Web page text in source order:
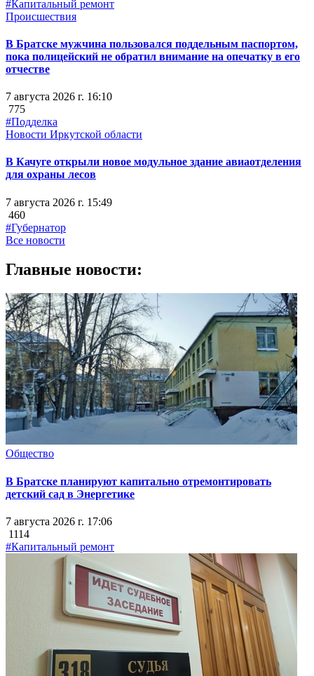
#Капитальный ремонт
Происшествия
В Братске мужчина пользовался поддельным паспортом,
пока полицейский не обратил внимание на опечатку в его
отчестве
7 августа 2026 г. 16:10
775
#Подделка
Новости Иркутской области
В Качуге открыли новое модульное здание авиаотделения
для охраны лесов
7 августа 2026 г. 15:49
460
#Губернатор
Все новости
Главные новости:
Общество
В Братске планируют капитально отремонтировать
детский сад в Энергетике
7 августа 2026 г. 17:06
1114
#Капитальный ремонт